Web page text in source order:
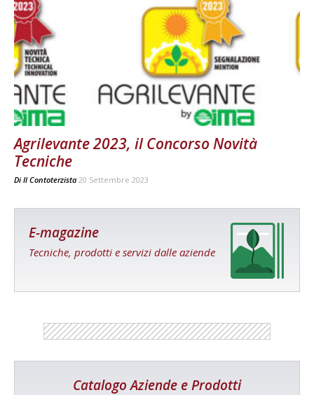
Agrilevante 2023, il Concorso Novità
Tecniche
Di Il Contoterzista 20 Settembre 2023
E-magazine
Tecniche, prodotti e servizi dalle aziende
Catalogo Aziende e Prodotti